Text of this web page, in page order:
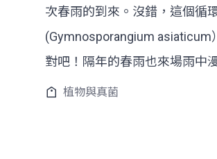
次春雨的到來。沒錯，這個循
(Gymnosporangium
對吧！隔年的春雨也來場雨中
植物與真菌